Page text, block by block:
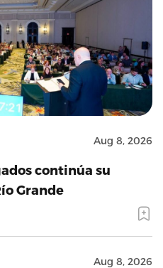
Aug 8, 2026
continúa su
Grande
Aug 8, 2026